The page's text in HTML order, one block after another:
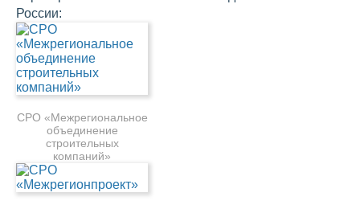
России:
СРО «Межрегиональное
объединение
строительных
компаний»